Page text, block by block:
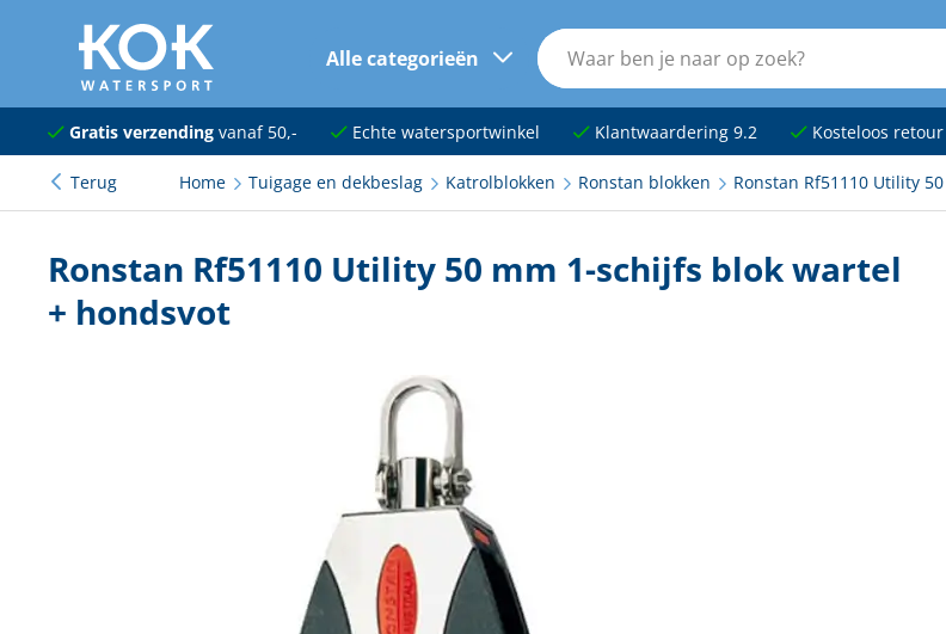
naar hoofdinhoud
Alle categorieën
Navigatie
Dekuitrusting
Onderhoud en verf
Tuigage en dekbeslag
Gratis verzendingvanaf 50,- Echte watersportwinkel Klantwaardering 9.2 Kosteloos retour
Terug Home Tuigage en dekbeslag Katrolblokken Ronstan blokken Ronstan Rf51110 Utility
Ronstan Rf51110 Utility 50 mm 1-schijfs blok wartel
+ hondsvot